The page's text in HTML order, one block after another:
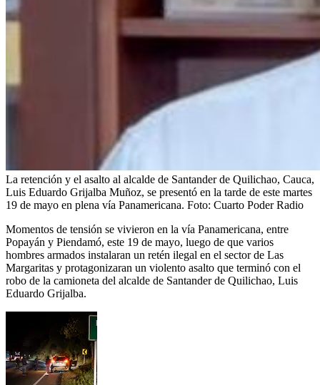
La retención y el asalto al alcalde de Santander de Quilichao, Cauca,
Luis Eduardo Grijalba Muñoz, se presentó en la tarde de este martes
19 de mayo en plena vía Panamericana. Foto: Cuarto Poder Radio
Momentos de tensión se vivieron en la vía Panamericana, entre
Popayán y Piendamó, este 19 de mayo, luego de que varios
hombres armados instalaran un retén ilegal en el sector de Las
Margaritas y protagonizaran un violento asalto que terminó con el
robo de la camioneta del alcalde de Santander de Quilichao, Luis
Eduardo Grijalba.